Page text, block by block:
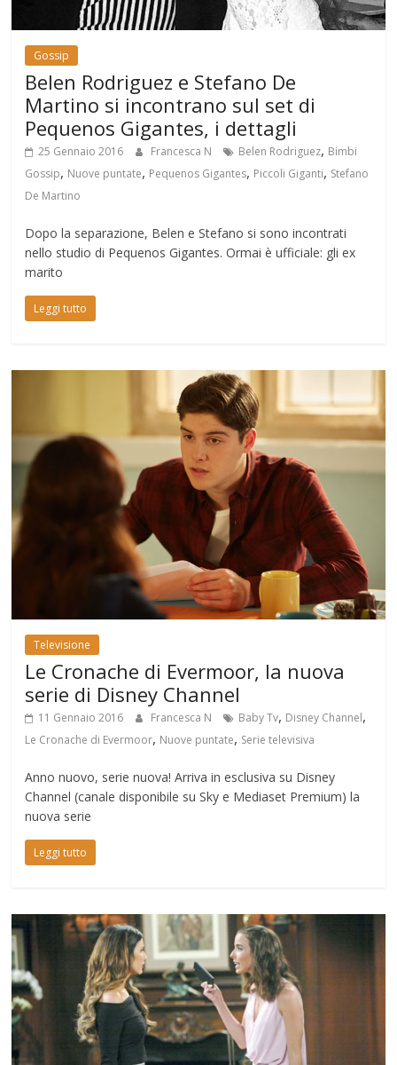
Gossip
Belen Rodriguez e Stefano De
Martino si incontrano sul set di
Pequenos Gigantes, i dettagli
25 Gennaio 2016 Francesca N Belen Rodriguez, Bimbi
Gossip, Nuove puntate, Pequenos Gigantes, Piccoli Giganti, Stefano
De Martino
Dopo la separazione, Belen e Stefano si sono incontrati
nello studio di Pequenos Gigantes. Ormai è ufficiale: gli ex
marito
Leggi tutto
Televisione
Le Cronache di Evermoor, la nuova
serie di Disney Channel
11 Gennaio 2016 Francesca N Baby Tv, Disney Channel,
Le Cronache di Evermoor, Nuove puntate, Serie televisiva
Anno nuovo, serie nuova! Arriva in esclusiva su Disney
Channel (canale disponibile su Sky e Mediaset Premium) la
nuova serie
Leggi tutto